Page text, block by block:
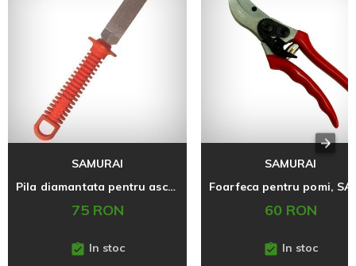
SAMURAI
Pila diamantata pentru ascutit fierastraul, SAMURAI
75 RON
In stoc
SAMURAI
60 RON
In stoc